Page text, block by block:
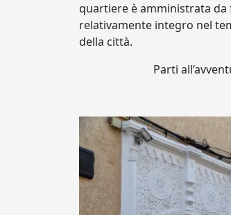
quartiere è amministrata
relativamente integro nel
della città.
Parti